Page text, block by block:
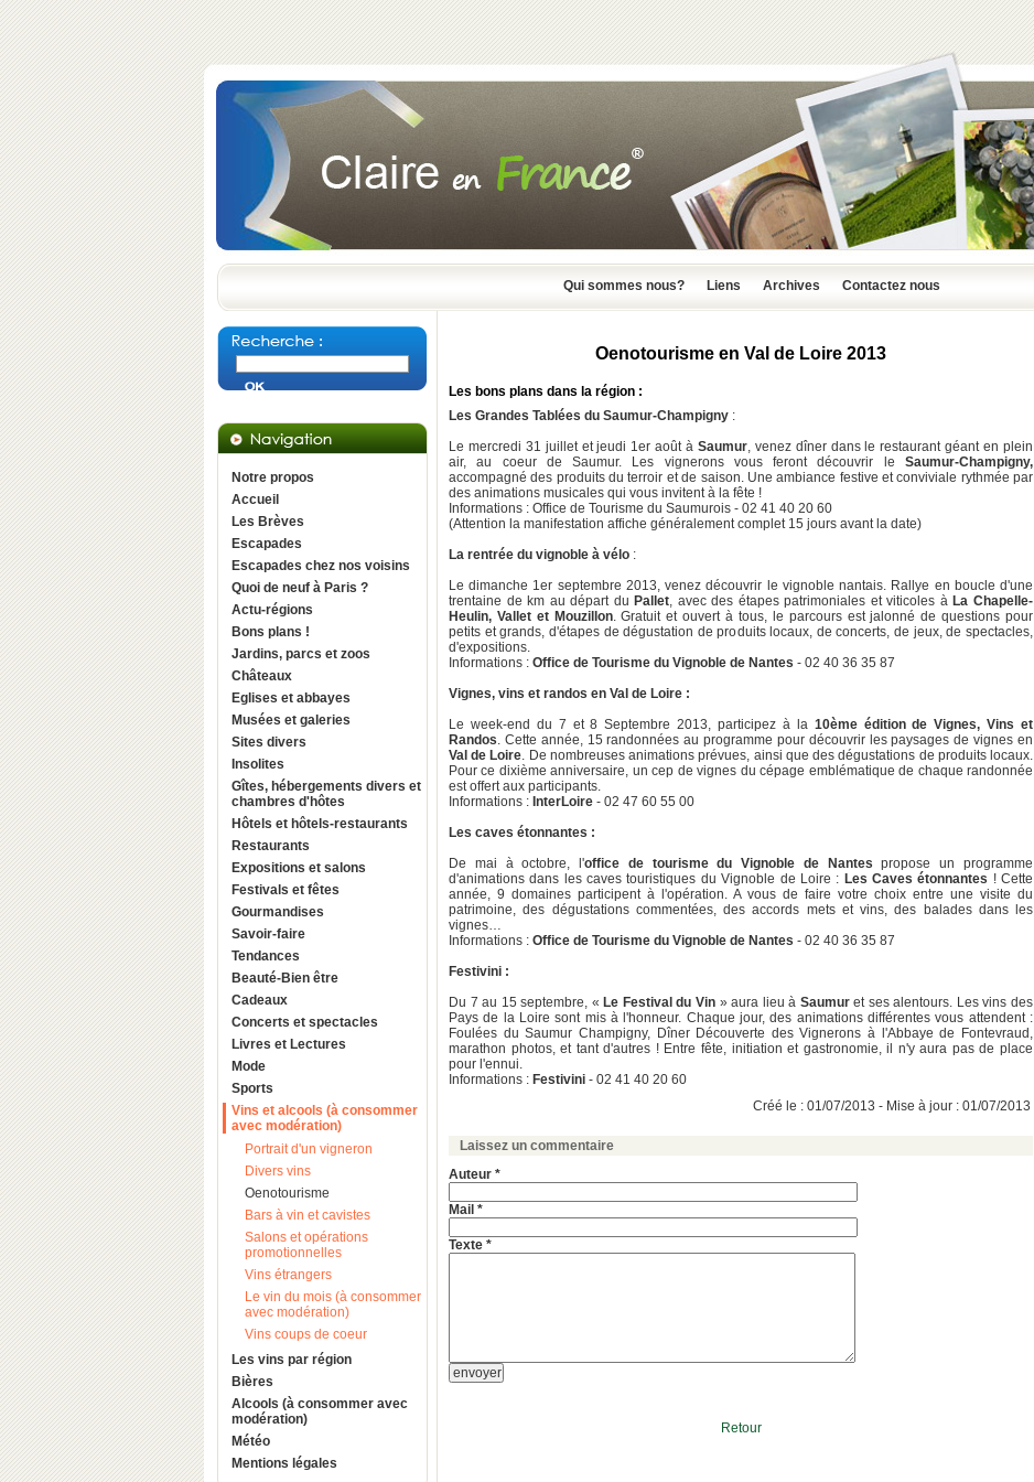
Qui sommes nous? Liens Archives Contactez nous
Notre propos
Accueil
Les Brèves
Escapades
Escapades chez nos voisins
Quoi de neuf à Paris ?
Actu-régions
Bons plans !
Jardins, parcs et zoos
Châteaux
Eglises et abbayes
Musées et galeries
Sites divers
Insolites
Gîtes, hébergements divers et
chambres d'hôtes
Hôtels et hôtels-restaurants
Restaurants
Expositions et salons
Festivals et fêtes
Gourmandises
Savoir-faire
Tendances
Beauté-Bien être
Cadeaux
Concerts et spectacles
Livres et Lectures
Mode
Sports
Vins et alcools (à consommer
avec modération)
Portrait d'un vigneron
Divers vins
Oenotourisme
Bars à vin et cavistes
Salons et opérations
promotionnelles
Vins étrangers
Le vin du mois (à consommer
avec modération)
Vins coups de coeur
Les vins par région
Bières
Alcools (à consommer avec
modération)
Météo
Mentions légales
Oenotourisme en Val de Loire 2013
Les bons plans dans la région :
Les Grandes Tablées du Saumur-Champigny :
Le mercredi 31 juillet et jeudi 1er août à Saumur, venez dîner dans le restaurant géant en plein
air, au coeur de Saumur. Les vignerons vous feront découvrir le Saumur-Champigny,
accompagné des produits du terroir et de saison. Une ambiance festive et conviviale rythmée par
des animations musicales qui vous invitent à la fête !
Informations : Office de Tourisme du Saumurois - 02 41 40 20 60
(Attention la manifestation affiche généralement complet 15 jours avant la date)
La rentrée du vignoble à vélo :
Le dimanche 1er septembre 2013, venez découvrir le vignoble nantais. Rallye en boucle d'une
trentaine de km au départ du Pallet, avec des étapes patrimoniales et viticoles à La Chapelle-
Heulin, Vallet et Mouzillon. Gratuit et ouvert à tous, le parcours est jalonné de questions pour
petits et grands, d'étapes de dégustation de produits locaux, de concerts, de jeux, de spectacles,
d'expositions.
Informations : Office de Tourisme du Vignoble de Nantes - 02 40 36 35 87
Vignes, vins et randos en Val de Loire :
Le week-end du 7 et 8 Septembre 2013, participez à la 10ème édition de Vignes, Vins et
Randos. Cette année, 15 randonnées au programme pour découvrir les paysages de vignes en
Val de Loire. De nombreuses animations prévues, ainsi que des dégustations de produits locaux.
Pour ce dixième anniversaire, un cep de vignes du cépage emblématique de chaque randonnée
est offert aux participants.
Informations : InterLoire - 02 47 60 55 00
Les caves étonnantes :
De mai à octobre, l'office de tourisme du Vignoble de Nantes propose un programme
d'animations dans les caves touristiques du Vignoble de Loire : Les Caves étonnantes ! Cette
année, 9 domaines participent à l'opération. A vous de faire votre choix entre une visite du
patrimoine, des dégustations commentées, des accords mets et vins, des balades dans les
vignes…
Informations : Office de Tourisme du Vignoble de Nantes - 02 40 36 35 87
Festivini :
Du 7 au 15 septembre, « Le Festival du Vin» aura lieu à Saumuret ses alentours. Les vins des
Pays de la Loire sont mis à l'honneur. Chaque jour, des animations différentes vous attendent :
Foulées du Saumur Champigny, Dîner Découverte des Vignerons à l'Abbaye de Fontevraud,
marathon photos, et tant d'autres ! Entre fête, initiation et gastronomie, il n'y aura pas de place
pour l'ennui.
Informations : Festivini - 02 41 40 20 60
Créé le : 01/07/2013 - Mise à jour : 01/07/2013
Laissez un commentaire
Auteur *
Mail *
Texte *
Retour